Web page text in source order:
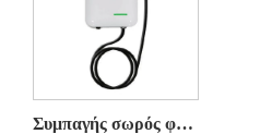
Συμπαγής σωρός φόρτισης DC 7KW στον τοίχο